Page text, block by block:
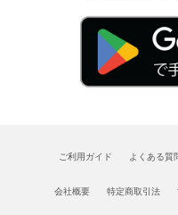
ご利用ガイド よくある質
会社概要 特定商取引法